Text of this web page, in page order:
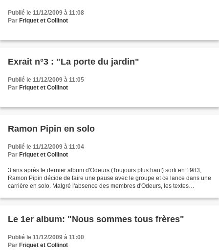
Publié le 11/12/2009 à 11:08
Par Friquet et Collinot
Exrait n°3 : "La porte du jardin"
Publié le 11/12/2009 à 11:05
Par Friquet et Collinot
Ramon Pipin en solo
Publié le 11/12/2009 à 11:04
Par Friquet et Collinot
3 ans après le dernier album d'Odeurs (Toujours plus haut) sorti en 1983,
Ramon Pipin décide de faire une pause avec le groupe et ce lance dans une
carrière en solo. Malgré l'absence des membres d'Odeurs, les textes
Le 1er album: "Nous sommes tous frères"
Publié le 11/12/2009 à 11:00
Par Friquet et Collinot